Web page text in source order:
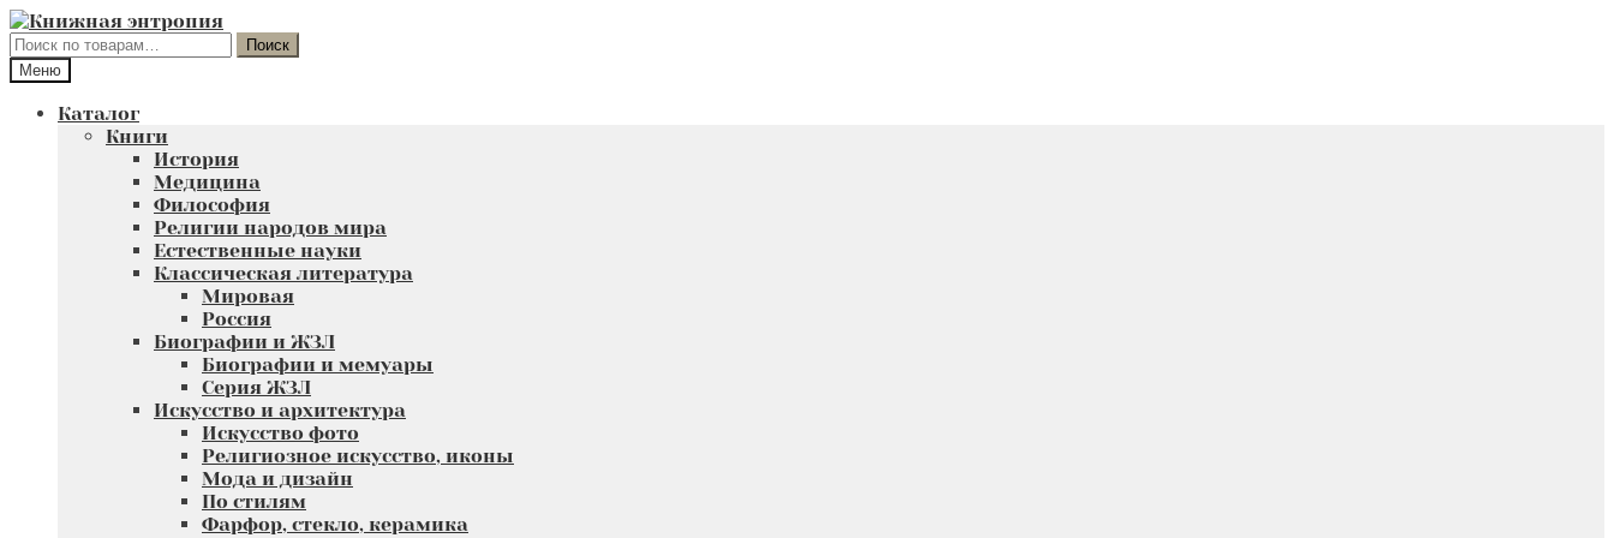
Перейти
к
навигации
Перейти
к
содержимому
Искать:
Поиск
Меню
Каталог
Книги
История
Медицина
Философия
Религии народов мира
Естественные науки
Классическая литература
Мировая
Россия
Биографии и ЖЗЛ
Биографии и мемуары
Серия ЖЗЛ
Искусство и архитектура
Искусство фото
Религиозное искусство, иконы
Мода и дизайн
По стилям
Фарфор, стекло, керамика